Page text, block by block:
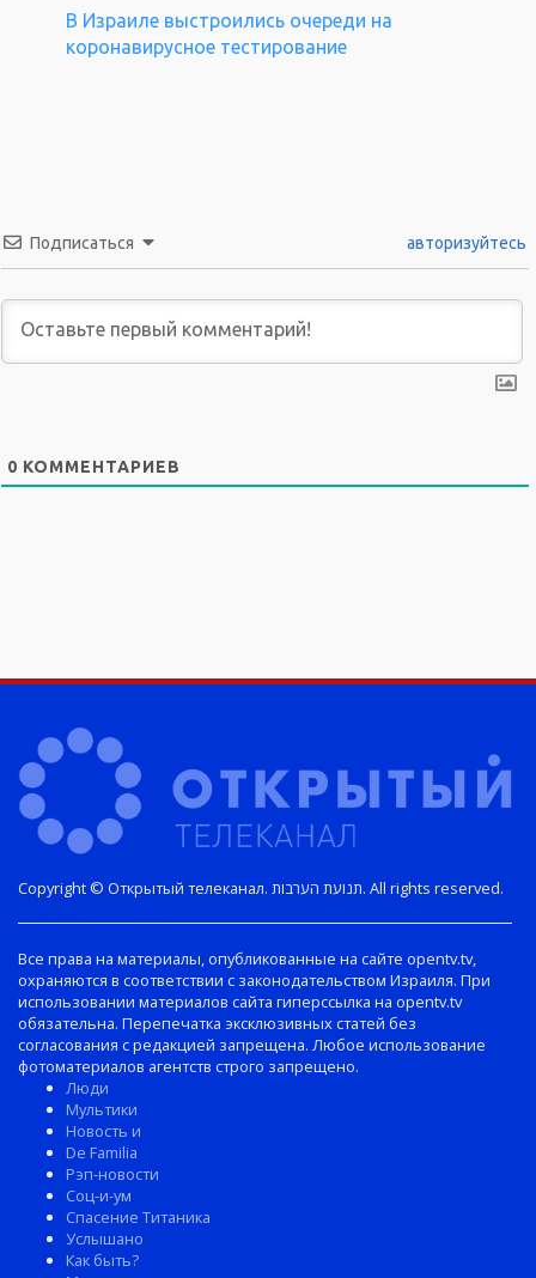
В Израиле выстроились очереди на
коронавирусное тестирование
Подписаться авторизуйтесь
0 КОММЕНТАРИЕВ
Copyright © Открытый телеканал. תנועת הערבות. All rights reserved.
Все права на материалы, опубликованные на сайте opentv.tv,
охраняются в соответствии с законодательством Израиля. При
использовании материалов сайта гиперссылка на opentv.tv
обязательна. Перепечатка эксклюзивных статей без
согласования с редакцией запрещена. Любое использование
фотоматериалов агентств строго запрещено.
Люди
Мультики
Новость и
De Familia
Рэп-новости
Соц-и-ум
Спасение Титаника
Услышано
Как быть?